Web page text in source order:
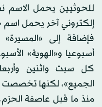
للحوثيين يحمل الاسم
إلكتروني آخر يحمل
فإضافة إلى
أسبوعيا و«الهوية»
كل سبت واثنين
الجميع»، لكنها تخصصت
منذ ما قبل عاصفة